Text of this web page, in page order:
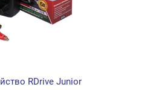
RDrive Junior